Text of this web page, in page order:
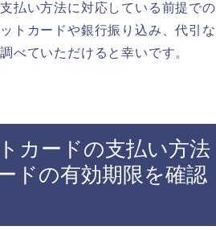
払い方法に対応している前提での
トカードや銀行振り込み、代引な
べていただけると幸いです。
カードの支払い方法
ドの有効期限を確認